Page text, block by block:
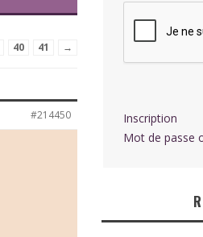
40 41 →
#214450
Inscription
Mot de passe